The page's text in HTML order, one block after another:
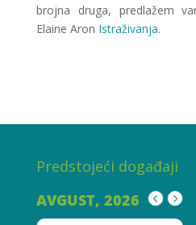
brojna druga, predlažem
Elaine Aron Istraživanja.
Predstojeći događaji
AVGUST, 2026